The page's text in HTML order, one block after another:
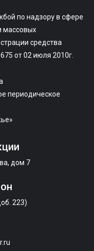
по надзору в сфере
массовых
средства
от 02 июля 2010г.
периодическое
дом 7
223)